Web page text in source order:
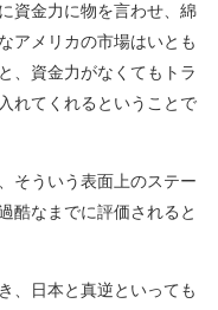
資金力に物を言わせ、綿
アメリカの市場はいとも
、資金力がなくてもトラ
れてくれるということで
そういう表面上のステー
酷なまでに評価されると
、日本と真逆といっても